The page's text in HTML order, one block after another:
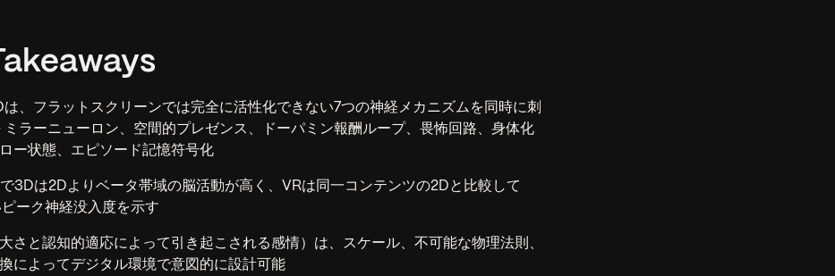
、フラットスクリーンでは完全に活性化できない7つの神経メカニズムを同時に刺
ラーニューロン、空間的プレゼンス、ドーパミン報酬ループ、畏怖回路、身体化
ー状態、エピソード記憶符号化
3Dは2Dよりベータ帯域の脳活動が高く、VRは同一コンテンツの2Dと比較して
ーク神経没入度を示す
さと認知的適応によって引き起こされる感情）は、スケール、不可能な物理法則、
によってデジタル環境で意図的に設計可能